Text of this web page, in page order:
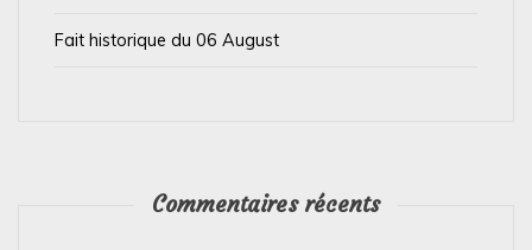
Fait historique du 06 August
Commentaires récents